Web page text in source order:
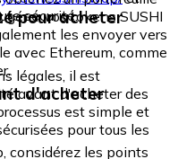
sécurité.
vos tokens SUSHI
les envoyer vers
avec Ethereum, comme
pour acheter
légales, il est
avant d'acheter des
est simple et
pour tous les
d'acheter
considérez les points